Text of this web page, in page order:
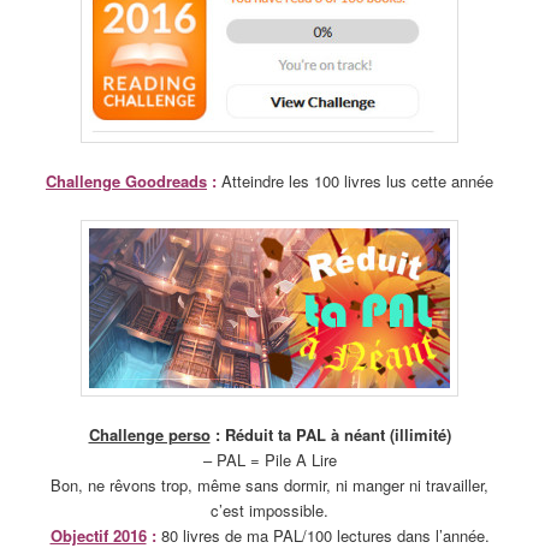
Challenge Goodreads : Atteindre les 100 livres lus cette année
Challenge perso: Réduit ta PAL à néant (illimité)
– PAL = Pile A Lire
Bon, ne rêvons trop, même sans dormir, ni manger ni travailler,
c’est impossible.
Objectif 2016:80 livres de ma PAL/100 lectures dans l’année.